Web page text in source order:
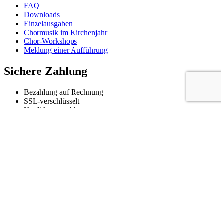
FAQ
Downloads
Einzelausgaben
Chormusik im Kirchenjahr
Chor-Workshops
Meldung einer Aufführung
Sichere Zahlung
Bezahlung auf Rechnung
SSL-verschlüsselt
Kreditkartenzahlung